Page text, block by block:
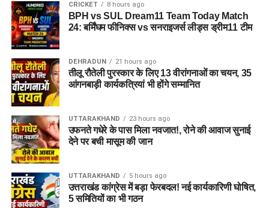
CRICKET 8 hours ago
BPH vs SUL Dream11 Team Today Match
24: बर्मिंघम फीनिक्स vs सनराइजर्स लीड्स ड्रीम11 टीम
DEHRADUN 21 hours ago
तीलू रौतेली पुरस्कार के लिए 13 वीरांगनाओं का चयन, 35
आंगनबाड़ी कार्यकत्रियां भी होंगे सम्मानित
UTTARAKHAND 23 hours ago
उफनते गधेरे के पास मिला नवजात!, रोने की आवाज सुनाई
देने पर बची मासूम की जान
UTTARAKHAND 5 hours ago
उत्तराखंड कांग्रेस में बड़ा फेरबदल! नई कार्यकारिणी घोषित,
5 समितियों का भी गठन